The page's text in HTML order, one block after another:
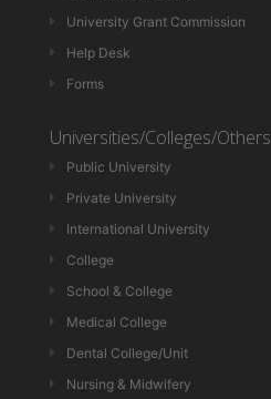
University Grant Commission
Help Desk
Forms
Universities/Colleges/Others
Public University
Private University
International University
College
School & College
Medical College
Dental College/Unit
Nursing & Midwifery